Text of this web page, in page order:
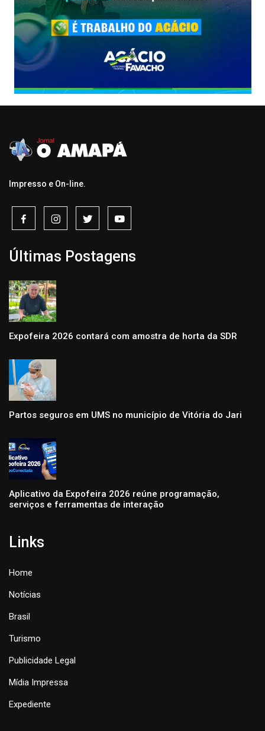
Impresso e On-line.
Últimas Postagens
Expofeira 2026 contará com amostra de horta da SDR
Partos seguros em UMS no município de Vitória do Jari
Aplicativo da Expofeira 2026 reúne programação,
serviços e ferramentas de interação
Links
Home
Notícias
Brasil
Turismo
Publicidade Legal
Mídia Impressa
Expediente